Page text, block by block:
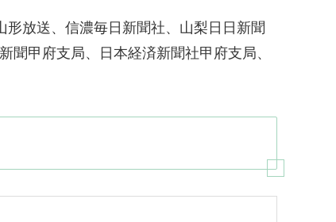
放送、信濃毎日新聞社、山梨日日新聞
甲府支局、日本経済新聞社甲府支局、